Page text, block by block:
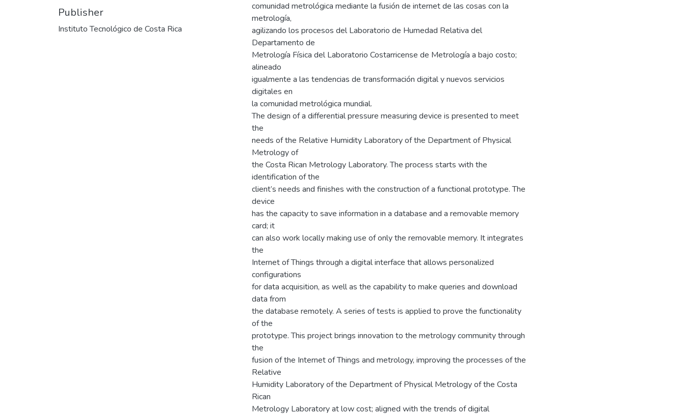
Publisher
Instituto Tecnológico de Costa Rica
comunidad metrológica mediante la fusión de internet de las cosas con la
metrología,
agilizando los procesos del Laboratorio de Humedad Relativa del
Departamento de
Metrología Física del Laboratorio Costarricense de Metrología a bajo costo;
alineado
igualmente a las tendencias de transformación digital y nuevos servicios
digitales en
la comunidad metrológica mundial.
The design of a differential pressure measuring device is presented to meet
the
needs of the Relative Humidity Laboratory of the Department of Physical
Metrology of
the Costa Rican Metrology Laboratory. The process starts with the
identification of the
client’s needs and finishes with the construction of a functional prototype. The
device
has the capacity to save information in a database and a removable memory
card; it
can also work locally making use of only the removable memory. It integrates
the
Internet of Things through a digital interface that allows personalized
configurations
for data acquisition, as well as the capability to make queries and download
data from
the database remotely. A series of tests is applied to prove the functionality
of the
prototype. This project brings innovation to the metrology community through
the
fusion of the Internet of Things and metrology, improving the processes of the
Relative
Humidity Laboratory of the Department of Physical Metrology of the Costa
Rican
Metrology Laboratory at low cost; aligned with the trends of digital